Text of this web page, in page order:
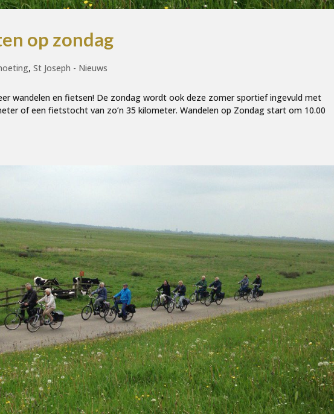
op zondag
,St Joseph - Nieuws
wandelen en fietsen! De zondag wordt ook deze zomer sportief ingevuld met
of een fietstocht van zo’n 35 kilometer. Wandelen op Zondag start om 10.00